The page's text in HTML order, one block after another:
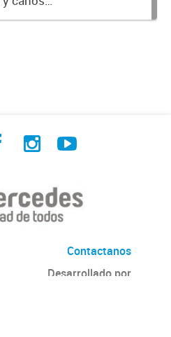
Informe
Contactanos
Desarrollado por